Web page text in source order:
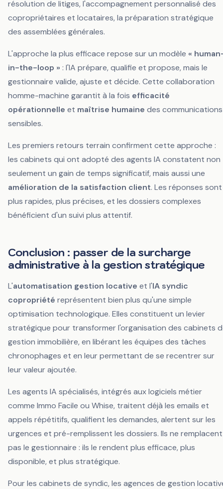
résolution de litiges, l'accompagnement personnalisé des
copropriétaires et locataires, la préparation stratégique
des assemblées générales.
L'approche la plus efficace repose sur un modèle «
in-the-loop » : l'IA prépare, qualifie et propose, mais le
gestionnaire valide, ajuste et décide. Cette collaboration
homme-machine garantit à la fois efficacité
opérationnelle et maîtrise humaine des communications
sensibles.
Les premiers retours terrain confirment cette approche :
les cabinets qui ont adopté des agents IA constatent non
seulement un gain de temps significatif, mais aussi une
amélioration de la satisfaction client. Les réponses sont
plus rapides, plus précises, et les dossiers complexes
bénéficient d'un suivi plus attentif.
Conclusion : passer de la surcharge
administrative à la gestion stratégique
L'automatisation gestion locative et l'IA syndic
copropriété représentent bien plus qu'une simple
optimisation technologique. Elles constituent un levier
stratégique pour transformer l'organisation des cabinets
gestion immobilière, en libérant les équipes des tâches
chronophages et en leur permettant de se recentrer sur
leur valeur ajoutée.
Les agents IA spécialisés, intégrés aux logiciels métier
comme Immo Facile ou Whise, traitent déjà les emails et
appels répétitifs, qualifient les demandes, alertent sur les
urgences et pré-remplissent les dossiers. Ils ne remplacent
pas le gestionnaire : ils le rendent plus efficace, plus
disponible, et plus stratégique.
Pour les cabinets de syndic, les agences de gestion